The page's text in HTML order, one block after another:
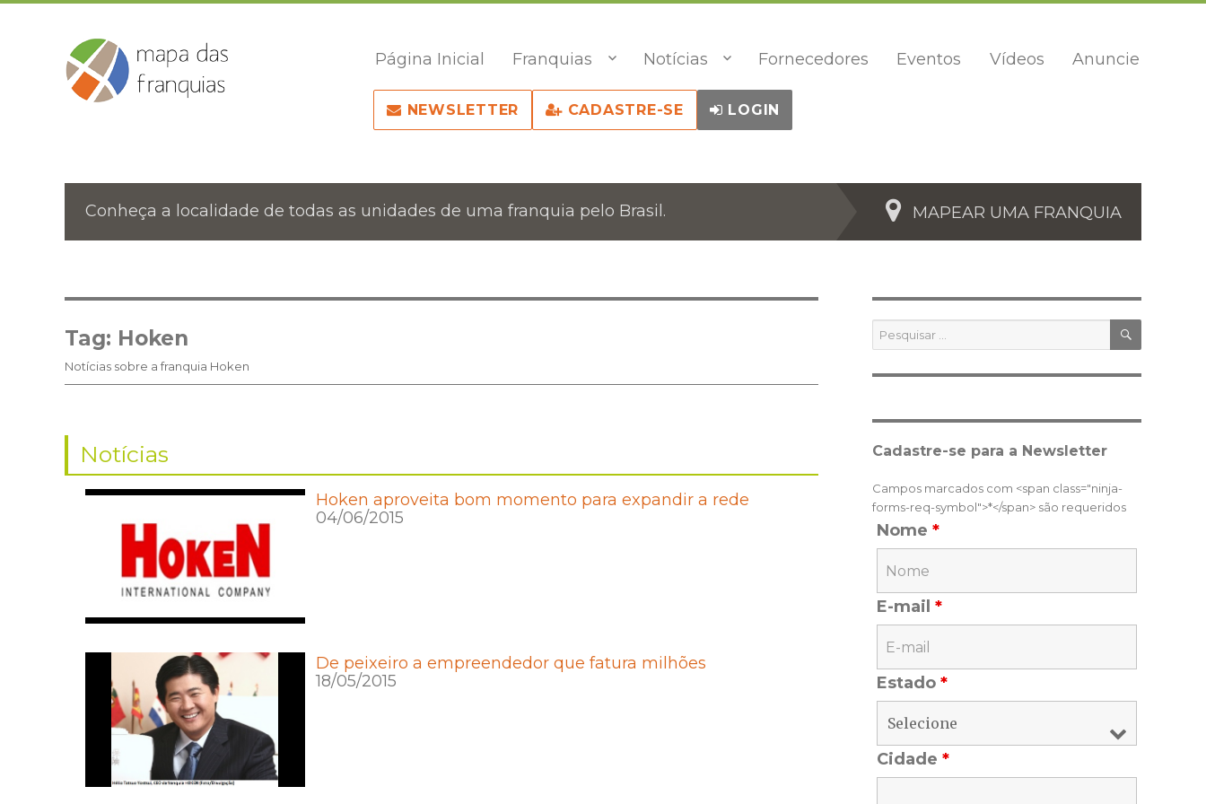
Página Inicial Franquias Notícias Fornecedores Eventos Vídeos Anuncie
NEWSLETTER CADASTRE-SE LOGIN
Conheça a localidade de todas as unidades de uma franquia pelo Brasil. MAPEAR UMA FRANQUIA
Tag: Hoken
Notícias sobre a franquia Hoken
Notícias
Hoken aproveita bom momento para expandir a rede
04/06/2015
De peixeiro a empreendedor que fatura milhões
18/05/2015
Pesquisar
por:
Cadastre-se para a Newsletter
Campos marcados com <span class="ninja-
forms-req-symbol">*</span> são requeridos
Nome *
E-mail *
Estado *
Cidade *